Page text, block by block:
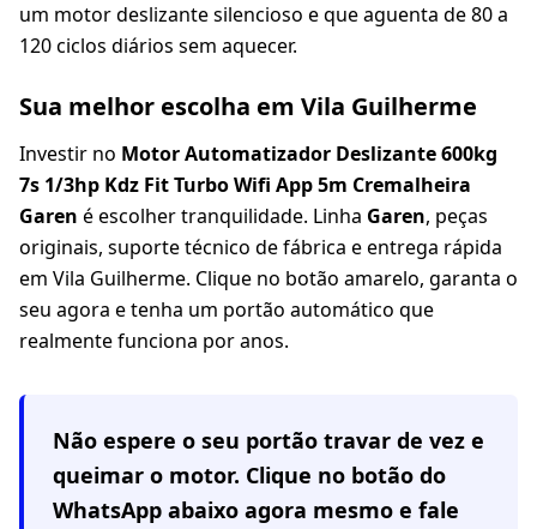
um motor deslizante silencioso e que aguenta de 80 a
120 ciclos diários sem aquecer.
Sua melhor escolha em Vila Guilherme
Investir no Motor Automatizador Deslizante 600kg
7s 1/3hp Kdz Fit Turbo Wifi App 5m Cremalheira
Garen é escolher tranquilidade. Linha Garen, peças
originais, suporte técnico de fábrica e entrega rápida
em Vila Guilherme. Clique no botão amarelo, garanta o
seu agora e tenha um portão automático que
realmente funciona por anos.
Não espere o seu portão travar de vez e
queimar o motor. Clique no botão do
WhatsApp abaixo agora mesmo e fale